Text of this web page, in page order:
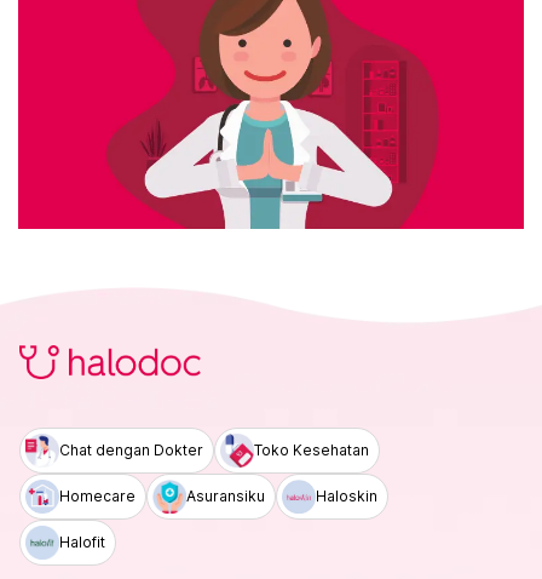
Chat dengan Dokter Toko Kesehatan
Homecare Asuransiku Haloskin
Halofit